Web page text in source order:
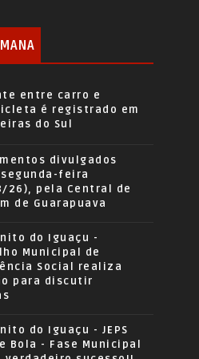
entre carro e
é registrado em
do Sul
divulgados
feira
26), pela Central de
de Guarapuava
do Iguaçu -
Municipal de
Social realiza
para discutir
do Iguaçu - JEPS
Bola - Fase Municipal